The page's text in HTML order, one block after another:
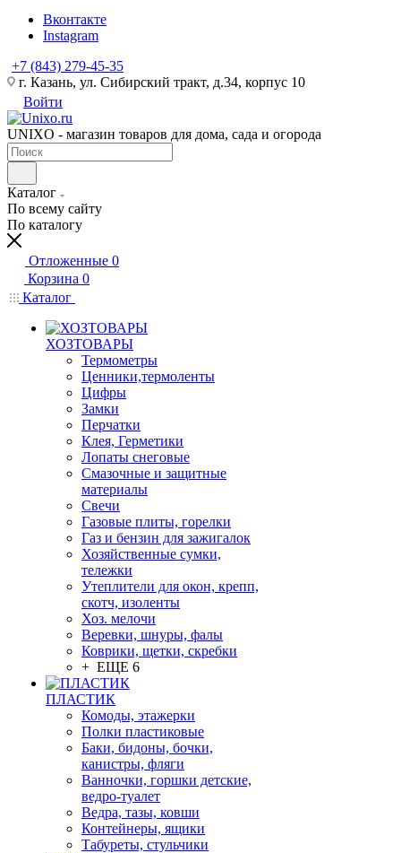
Вконтакте
Instagram
+7 (843) 279-45-35
г. Казань, ул. Сибирский тракт, д.34, корпус 10
Войти
UNIXO - магазин товаров для дома, сада и огорода
Каталог
По всему сайту
По каталогу
Отложенные 0
Корзина 0
Каталог
ХОЗТОВАРЫ
Термометры
Ценники,термоленты
Цифры
Замки
Перчатки
Клея, Герметики
Лопаты снеговые
Смазочные и защитные
материалы
Свечи
Газовые плиты, горелки
Газ и бензин для зажигалок
Хозяйственные сумки,
тележки
Утеплители для окон, крепп,
скотч, изоленты
Хоз. мелочи
Веревки, шнуры, фалы
Коврики, щетки, скребки
+ ЕЩЕ 6
ПЛАСТИК
Комоды, этажерки
Полки пластиковые
Баки, бидоны, бочки,
канистры, фляги
Ванночки, горшки детские,
ведро-туалет
Ведра, тазы, ковши
Контейнеры, ящики
Табуреты, стульчики